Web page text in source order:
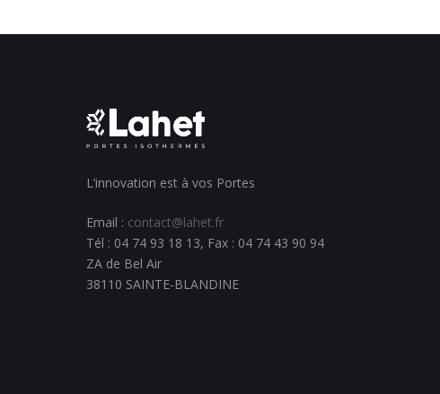
L’innovation est à vos Portes
Email : contact@lahet.fr
Tél : 04 74 93 18 13, Fax : 04 74 43 90 94
ZA de Bel Air
38110 SAINTE-BLANDINE